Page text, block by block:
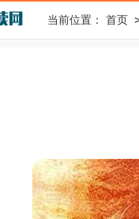
当前位置： 首页